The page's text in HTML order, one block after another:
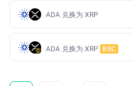
ADA 兑换为 XRP
ADA 兑换为 XRP BSC